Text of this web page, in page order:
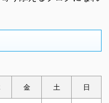
金 土 日